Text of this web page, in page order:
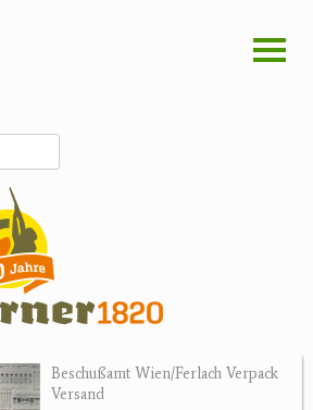
Beschußamt Wien/Ferlach Verpack
Versand